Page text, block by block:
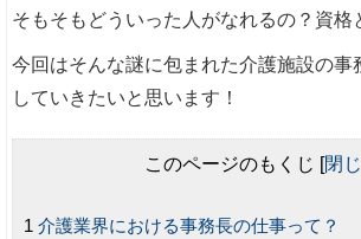
そもそもどういった人がなれるの？資格
今回はそんな謎に包まれた介護施設の事
していきたいと思います！
このページのもくじ [閉
介護業界における事務長の仕事って？